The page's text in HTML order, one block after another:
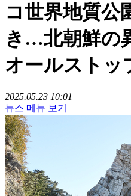
コ世界地質公
き…北朝鮮の
オールストッ
2025.05.23 10:01
뉴스 메뉴 보기